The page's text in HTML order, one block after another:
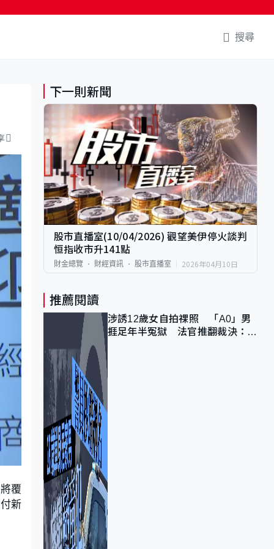
搜尋
覆
新
下一則新聞
股市直播室(10/04/2026) 觀望美伊停火談判
恒指收市升141點
財金總覽 財經資訊 股市直播室 2026年04月10日
推薦閱讀
涉誘12歲女自拍祼照 「A0」男
捱足年半冤獄 法官推翻裁決：抄